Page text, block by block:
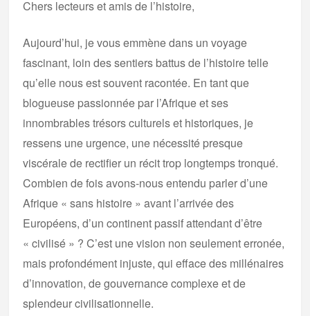
Chers lecteurs et amis de l’histoire,
Aujourd’hui, je vous emmène dans un voyage
fascinant, loin des sentiers battus de l’histoire telle
qu’elle nous est souvent racontée. En tant que
blogueuse passionnée par l’Afrique et ses
innombrables trésors culturels et historiques, je
ressens une urgence, une nécessité presque
viscérale de rectifier un récit trop longtemps tronqué.
Combien de fois avons-nous entendu parler d’une
Afrique « sans histoire » avant l’arrivée des
Européens, d’un continent passif attendant d’être
« civilisé » ? C’est une vision non seulement erronée,
mais profondément injuste, qui efface des millénaires
d’innovation, de gouvernance complexe et de
splendeur civilisationnelle.